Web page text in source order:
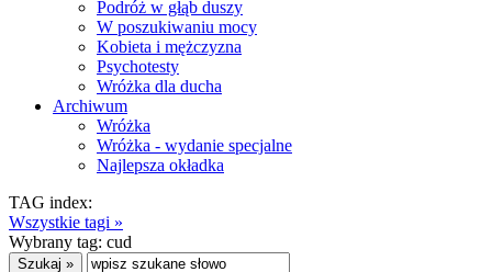
Podróż w głąb duszy
W poszukiwaniu mocy
Kobieta i mężczyzna
Psychotesty
Wróżka dla ducha
Archiwum
Wróżka
Wróżka - wydanie specjalne
Najlepsza okładka
TAG index:
Wszystkie tagi »
Wybrany tag: cud